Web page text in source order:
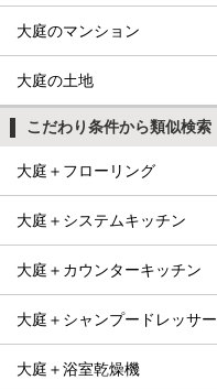
大庭のマンション
大庭の土地
こだわり条件から類似検索
大庭＋フローリング
大庭＋システムキッチン
大庭＋カウンターキッチン
大庭＋シャンプードレッサー
大庭＋浴室乾燥機